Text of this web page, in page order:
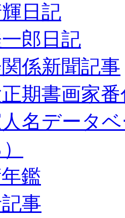
日記
郎日記
係新聞記事
期書画家
名データ
鑑
事